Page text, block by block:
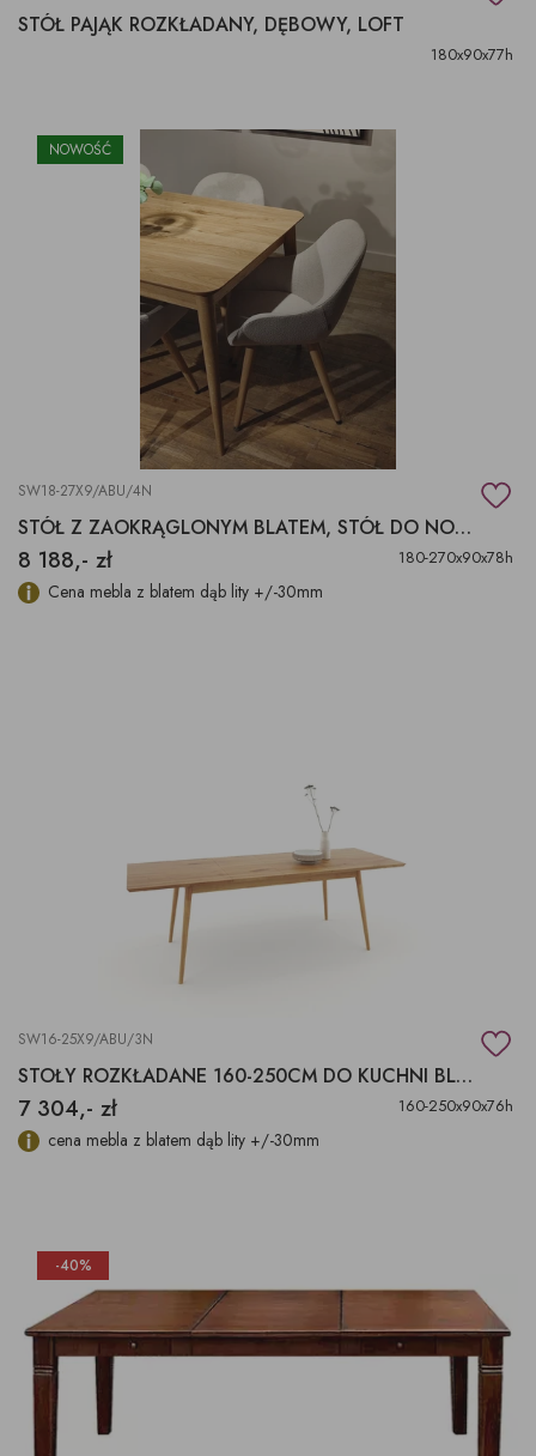
STÓŁ PAJĄK ROZKŁADANY, DĘBOWY, LOFT
180x90x77h
NOWOŚĆ
SW18-27X9/ABU/4N
STÓŁ Z ZAOKRĄGLONYM BLATEM, STÓŁ DO NOWOCZESNEGO WNĘTRZA
8 188,- zł 180-270x90x78h
Cena mebla z blatem dąb lity +/-30mm
SW16-25X9/ABU/3N
STOŁY ROZKŁADANE 160-250CM DO KUCHNI BLAT DĄB
7 304,- zł 160-250x90x76h
cena mebla z blatem dąb lity +/-30mm
-40%